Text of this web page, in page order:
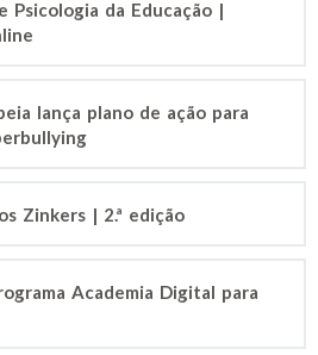
Psicologia da Educação |
lança plano de ação para
Zinkers | 2.ª edição
Academia Digital para